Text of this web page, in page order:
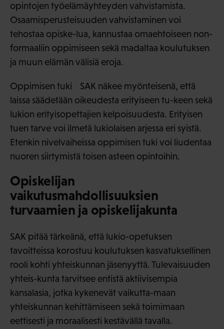
opintojen työelämäyhteyden vahvistamista.
Osaamisperusteisuuden vahvistaminen voi
tehostaa opiske-lua, kannustaa omaehtoiseen non-
formaaliin oppimiseen sekä madaltaa koulutuksen
ja muun elämän välisiä eroja.
Oppimisen tuki SAK näkee myönteisenä, että
laissa säädetään oikeudesta erityiseen tu-keen sekä
lukion erityisopettajien kelpoisuudesta. Erityisen
tuen tarve voi ilmetä lukiolaisen arjessa eri syistä.
Etenkin nivelvaiheissa oppimisen tuki voi liudentaa
nuoren siirtymistä toisen asteen opintoihin.
Opiskelijan
vaikutusmahdollisuuksien
turvaamien ja opiskelijakunta
SAK pitää tärkeänä, että lukio-opetuksen
tavoitteissa korostuu koulutuksen kasvatuksellinen
rooli kohti yhteiskunnan jäsenyyttä. Tulevaisuuden
yhteis-kunta tarvitsee entistä aktiivisempia
kansalasia, jotka kykenevät vaikutta-maan
yhteiskunnan kehittämiseen sekä toimimaan
eettisesti ja moraalisesti kestävällä tavalla.